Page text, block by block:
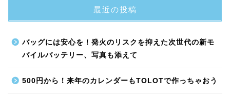
最近の投稿
バッグには安心を！発火のリスクを抑えた次世代の新モ
バイルバッテリー、写真も添えて
500円から！来年のカレンダーもTOLOTで作っちゃおう